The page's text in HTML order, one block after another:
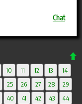
Chat
10 11 12 13
14
25 26 27 28
29
40 41 42 43
44